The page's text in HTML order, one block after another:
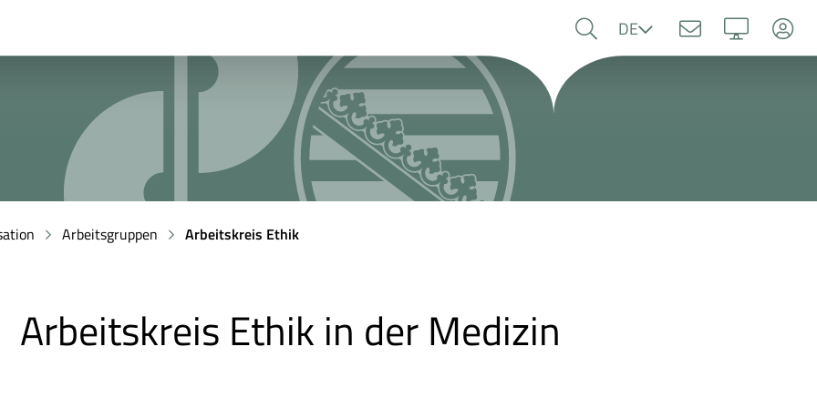
Sprache
DE
Arbeitsgruppen Arbeitskreis Ethik
Arbeitskreis Ethik in der Medizin